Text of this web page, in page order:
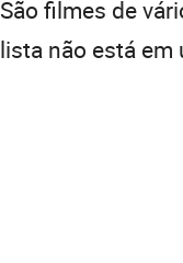
São filmes de
lista não está em